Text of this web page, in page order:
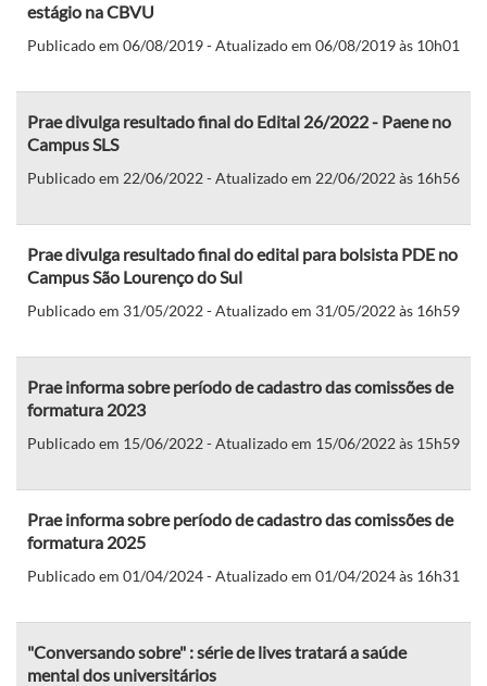
estágio na CBVU
Publicado em 06/08/2019 - Atualizado em 06/08/2019 às 10h01
Prae divulga resultado final do Edital 26/2022 - Paene no
Campus SLS
Publicado em 22/06/2022 - Atualizado em 22/06/2022 às 16h56
Prae divulga resultado final do edital para bolsista PDE no
Campus São Lourenço do Sul
Publicado em 31/05/2022 - Atualizado em 31/05/2022 às 16h59
Prae informa sobre período de cadastro das comissões de
formatura 2023
Publicado em 15/06/2022 - Atualizado em 15/06/2022 às 15h59
Prae informa sobre período de cadastro das comissões de
formatura 2025
Publicado em 01/04/2024 - Atualizado em 01/04/2024 às 16h31
"Conversando sobre" : série de lives tratará a saúde
mental dos universitários